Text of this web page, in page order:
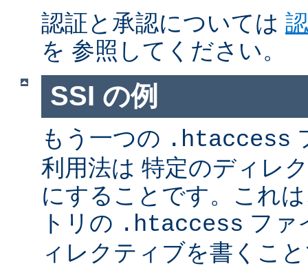
認証と承認については
を 参照してください。
SSI の例
もう一つの .htaccess
利用法は 特定のディレ
にすることです。これ
トリの .htaccess ファ
ィレクティブを書くこ